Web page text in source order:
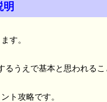
す。
るうえで基本と思われる
ト攻略です。